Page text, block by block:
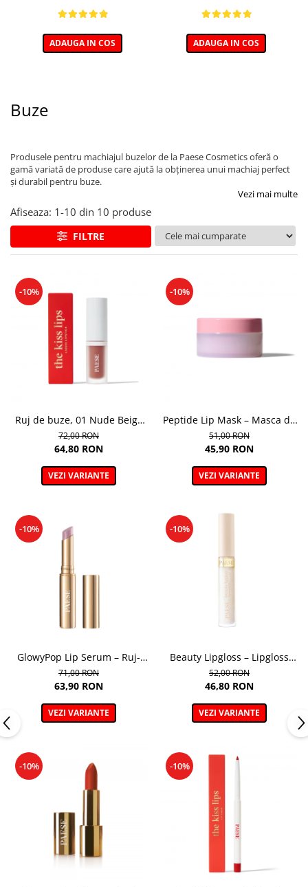
ADAUGA IN COS ADAUGA IN COS
Buze
Produsele pentru machiajul buzelor de la Paese Cosmetics oferă o
gamă variată de produse care ajută la obținerea unui machiaj perfect
și durabil pentru buze.
Vezi mai multe
Afiseaza: 1-10 din 10 produse
FILTRE
-10%
Ruj de buze, 01 Nude Beige
The Kiss Lips - 3,4 ml
72,00 RON
64,80 RON
VEZI VARIANTE
-10%
Peptide Lip Mask – Masca de
buze cu peptide, Nuanta
Raspberry - 10g
51,00 RON
45,90 RON
VEZI VARIANTE
-10%
GlowyPop Lip Serum – Ruj-
serum
71,00 RON
63,90 RON
VEZI VARIANTE
-10%
Beauty Lipgloss – Lipgloss
cremos pentru volum si
stralucire naturala
52,00 RON
46,80 RON
VEZI VARIANTE
-10% -10%